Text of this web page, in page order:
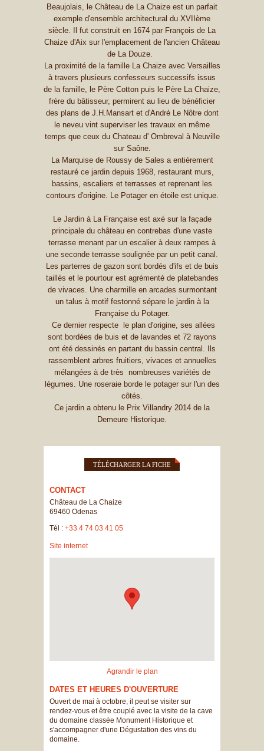
Beaujolais, le Château de La Chaize est un parfait
exemple d'ensemble architectural du XVIIème
siècle. Il fut construit en 1674 par François de La
Chaize d'Aix sur l'emplacement de l'ancien Château
de La Douze.
La proximité de la famille La Chaize avec Versailles
à travers plusieurs confesseurs successifs issus
de la famille, le Père Cotton puis le Père La Chaize,
frère du bâtisseur, permirent au lieu de bénéficier
des plans de J.H.Mansart et d'André Le Nôtre dont
le neveu vint superviser les travaux en même
temps que ceux du Chateau d' Ombreval à Neuville
sur Saône.
La Marquise de Roussy de Sales a entièrement
restauré ce jardin depuis 1968, restaurant murs,
bassins, escaliers et terrasses et reprenant les
contours d'origine. Le Potager en étoile est unique.
Le Jardin à La Française est axé sur la façade
principale du château en contrebas d'une vaste
terrasse menant par un escalier à deux rampes à
une seconde terrasse soulignée par un petit canal.
Les parterres de gazon sont bordés d'ifs et de buis
taillés et le pourtour est agrémenté de platebandes
de vivaces. Une charmille en arcades surmontant
un talus à motif festonné sépare le jardin à la
Française du Potager.
Ce dernier respecte le plan d'origine, ses allées
sont bordées de buis et de lavandes et 72 rayons
ont été dessinés en partant du bassin central. Ils
rassemblent arbres fruitiers, vivaces et annuelles
mélangées à de très nombreuses variétés de
légumes. Une roseraie borde le potager sur l'un des
côtés.
Ce jardin a obtenu le Prix Villandry 2014 de la
Demeure Historique.
TÉLÉCHARGER LA FICHE
CONTACT
Château de La Chaize
69460 Odenas
Tél : +33 4 74 03 41 05
Site internet
Agrandir le plan
DATES ET HEURES D'OUVERTURE
Ouvert de mai à octobre, il peut se visiter sur
rendez-vous et être couplé avec la visite de la cave
du domaine classée Monument Historique et
s'accompagner d'une Dégustation des vins du
domaine.